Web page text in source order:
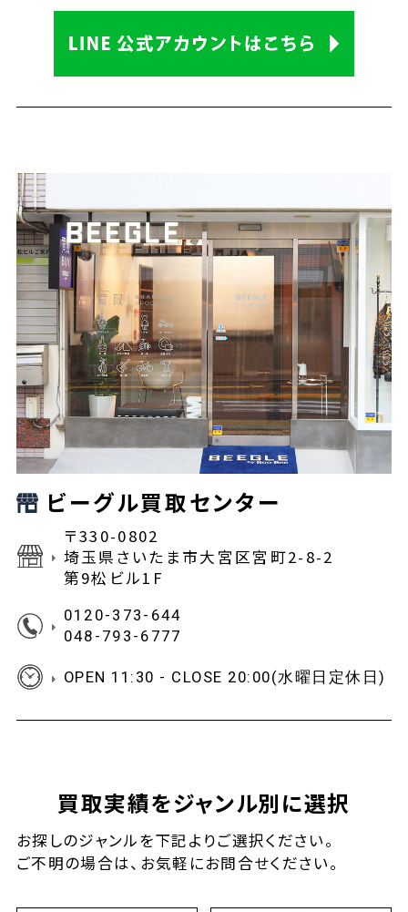
ビーグル買取センター
〒330-0802
埼玉県さいたま市大宮区宮町2-8-2
第9松ビル1F
0120-373-644
048-793-6777
OPEN 11:30 - CLOSE 20:00(水曜日定休日)
買取実績をジャンル別に選択
お探しのジャンルを下記よりご選択ください。
ご不明の場合は、お気軽にお問合せください。